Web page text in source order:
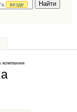
везде
компании